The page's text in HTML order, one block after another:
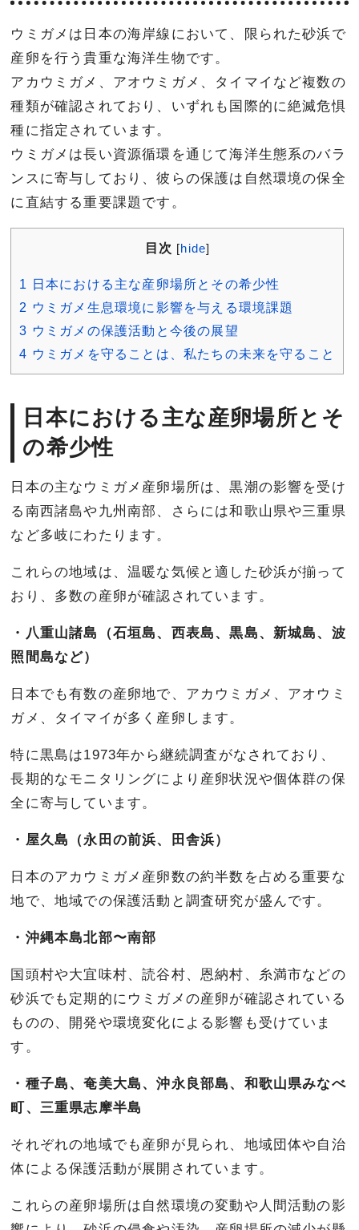
ウミガメは日本の海岸線において、限られた砂浜で
産卵を行う貴重な海洋生物です。
アカウミガメ、アオウミガメ、タイマイなど複数の
種類が確認されており、いずれも国際的に絶滅危惧
種に指定されています。
ウミガメは長い資源循環を通じて海洋生態系のバラ
ンスに寄与しており、彼らの保護は自然環境の保全
に直結する重要課題です。
目次 [hide]
1
日本における主な産卵場所とその希少性
2 ウミガメ生息環境に影響を与える環境課題
3 ウミガメの保護活動と今後の展望
4 ウミガメを守ることは、私たちの未来を守ること
日本における主な産卵場所とそ
の希少性
日本の主なウミガメ産卵場所は、黒潮の影響を受け
る南西諸島や九州南部、さらには和歌山県や三重県
など多岐にわたります。
これらの地域は、温暖な気候と適した砂浜が揃って
おり、多数の産卵が確認されています。
・八重山諸島（石垣島、西表島、黒島、新城島、波
照間島など）
日本でも有数の産卵地で、アカウミガメ、アオウミ
ガメ、タイマイが多く産卵します。
特に黒島は1973年から継続調査がなされており、
長期的なモニタリングにより産卵状況や個体群の保
全に寄与しています。
・屋久島（永田の前浜、田舎浜）
日本のアカウミガメ産卵数の約半数を占める重要な
地で、地域での保護活動と調査研究が盛んです。
・沖縄本島北部〜南部
国頭村や大宜味村、読谷村、恩納村、糸満市などの
砂浜でも定期的にウミガメの産卵が確認されている
ものの、開発や環境変化による影響も受けていま
す。
・種子島、奄美大島、沖永良部島、和歌山県みなべ
町、三重県志摩半島
それぞれの地域でも産卵が見られ、地域団体や自治
体による保護活動が展開されています。
これらの産卵場所は自然環境の変動や人間活動の影